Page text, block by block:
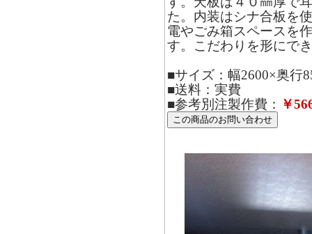
た。内装はシナ合板を
電やごみ箱スペースを
す。こだわりを形にで
■サイズ：幅2600×奥行
■送料：実費
■参考別注製作費： ￥